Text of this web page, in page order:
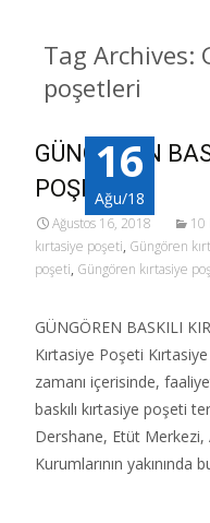
Tag Archives:
poşetleri
16
Ağu/18
GÜNGÖREN
POŞETİ
Ağustos 16, 2018 10
kırtasiye poşeti, Güngören
poşeti, Güngören kırtasiye
GÜNGÖREN BASKILI
Kırtasiye Poşeti
zamanı içerisinde,
baskılı kırtasiye poşeti
Dershane, Etüt Merkezi,
Kurumlarının yakınında